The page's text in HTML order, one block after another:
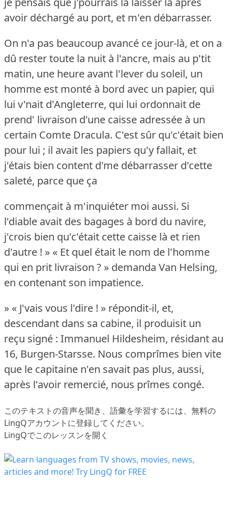
avoir déchargé au port, et m'en débarrasser.
On n'a pas beaucoup avancé ce jour-là, et on a
dû rester toute la nuit à l'ancre, mais au p'tit
matin, une heure avant l'lever du soleil, un
homme est monté à bord avec un papier, qui
lui v'nait d'Angleterre, qui lui ordonnait de
prend' livraison d'une caisse adressée à un
certain Comte Dracula. C'est sûr qu'c'était bien
pour lui ; il avait les papiers qu'y fallait, et
j'étais bien content d'me débarrasser d'cette
saleté, parce que ça
commençait à m'inquiéter moi aussi. Si
l'diable avait des bagages à bord du navire,
j'crois bien qu'c'était cette caisse là et rien
d'autre ! » « Et quel était le nom de l'homme
qui en prit livraison ? » demanda Van Helsing,
en contenant son impatience.
» « J'vais vous l'dire ! » répondit-il, et,
descendant dans sa cabine, il produisit un
reçu signé : Immanuel Hildesheim, résidant au
16, Burgen-Starsse. Nous comprîmes bien vite
que le capitaine n'en savait pas plus, aussi,
après l'avoir remercié, nous prîmes congé.
このテキストの音声を聞き、語彙を学習するには、 無料の
LingQアカウントに登録してください。
LingQでこのレッスンを開く